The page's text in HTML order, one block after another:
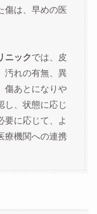
傷は、早めの医
ニックでは、皮
汚れの有無、異
傷あとになりや
し、状態に応じ
要に応じて、よ
療機関への連携